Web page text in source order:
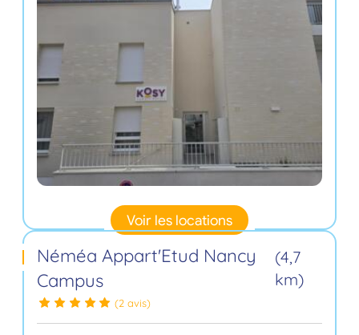
Voir les locations
Néméa Appart'Etud Nancy
Campus
(4,7
km)
(2 avis)